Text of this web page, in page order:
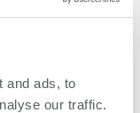
and ads, to
our traffic.